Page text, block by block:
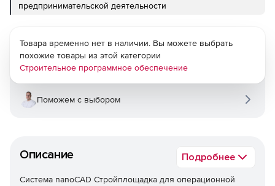
предпринимательской деятельности
Описание Подробнее
Система nanoCAD Стройплощадка для операционной
Товара временно нет в наличии. Вы можете выбрать
похожие товары из этой категории
Строительное программное обеспечение
Поможем с выбором